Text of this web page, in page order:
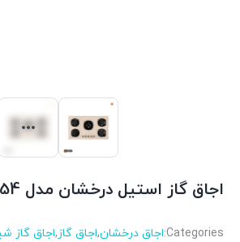
اجاق گاز استیل درخشان مدل G654
Categories: اجاق درخشان,اجاق گاز,اجاق گاز